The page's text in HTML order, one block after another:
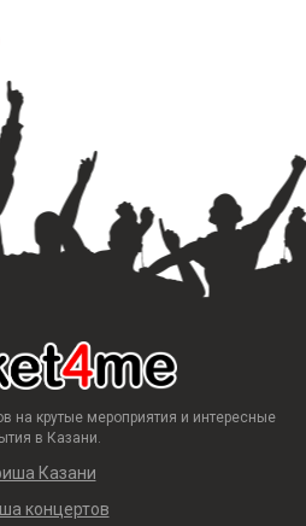
на крутые мероприятия и интересные
в Казани.
Казани
концертов